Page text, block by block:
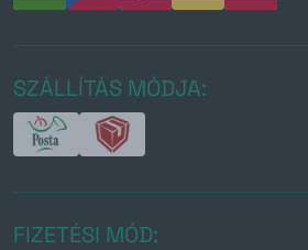
SZÁLLÍTÁS MÓDJA:
FIZETÉSI MÓD: